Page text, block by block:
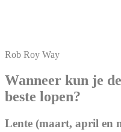
Rob Roy Way
Wanneer kun je
beste lopen?
Lente (maart, april en